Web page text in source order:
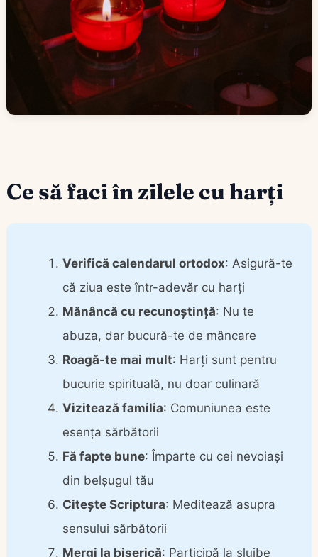
Ce să faci în zilele cu harți
Verifică calendarul ortodox: Asigură-te
că ziua este într-adevăr cu harți
Mănâncă cu recunoștință: Nu te
abuza, dar bucură-te de mâncare
Roagă-te mai mult: Harți sunt pentru
bucurie spirituală, nu doar culinară
Vizitează familia: Comuniunea este
esența sărbătorii
Fă fapte bune: Împarte cu cei nevoiași
din belșugul tău
Citește Scriptura: Meditează asupra
sensului sărbătorii
Mergi la biserică: Participă la slujbe